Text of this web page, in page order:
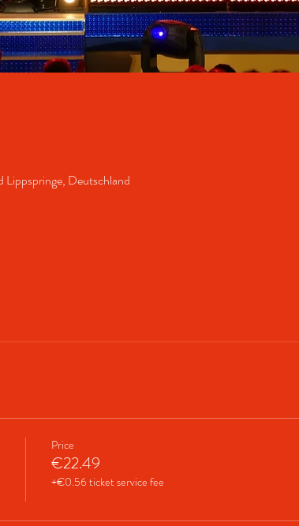
Lippspringe, Deutschland
Price
€22.49
+€0.56 ticket service fee